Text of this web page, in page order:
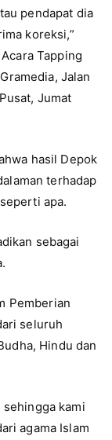
pendapat dia
koreksi,”
Tapping
Jalan
Jumat
hasil Depok
terhadap
apa.
sebagai
Pemberian
seluruh
Hindu dan
kami
agama Islam